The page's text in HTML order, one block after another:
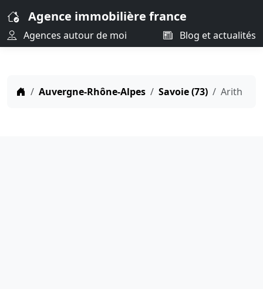
Agence immobilière france
Agences autour de moi Blog et actualités
Auvergne-Rhône-Alpes Savoie (73) Arith